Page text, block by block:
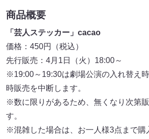
商品概要
「芸人ステッカー」cacao
価格：450円（税込）
先行販売：4月1日（火）18:00～
※19:00～19:30は劇場公演の入れ替え
時販売を中断します。
※数に限りがあるため、無くなり次第
す。
※混雑した場合は、お一人様3点まで購